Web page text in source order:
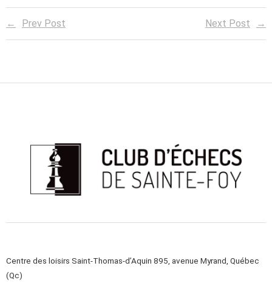
Prev Post Next Post
Centre des loisirs Saint-Thomas-d’Aquin 895, avenue Myrand, Québec
(Qc)